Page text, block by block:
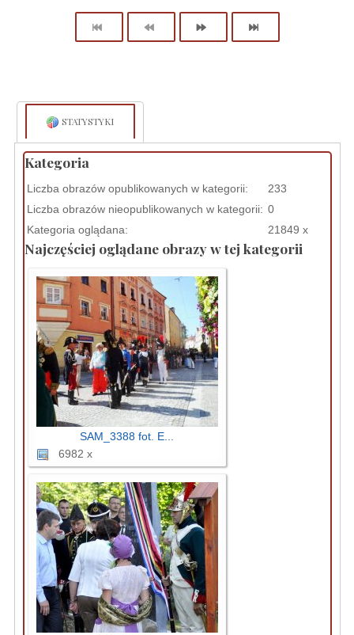
STATYSTYKI
Kategoria
Liczba obrazów opublikowanych w kategorii:
233
Liczba obrazów nieopublikowanych w kategorii: 0
Kategoria oglądana:
21849 x
Najczęściej oglądane obrazy w tej kategorii
SAM_3388 fot. E...
6982 x